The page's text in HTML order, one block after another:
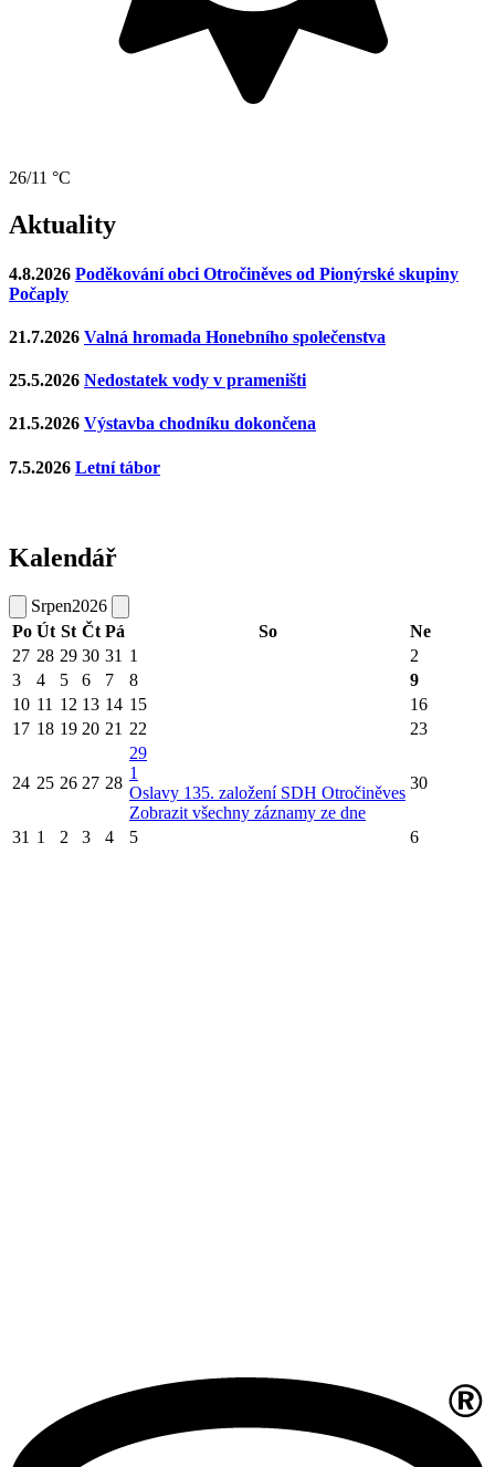
26/11 °C
Aktuality
4.8.2026 Poděkování obci Otročiněves od Pionýrské skupiny
Počaply
21.7.2026 Valná hromada Honebního společenstva
25.5.2026 Nedostatek vody v prameništi
21.5.2026 Výstavba chodníku dokončena
7.5.2026 Letní tábor
Kalendář
Srpen2026
Po Út St Čt Pá So
Ne
27 28 29 30 31 1
2
3
4 5 6 7 8
9
10 11 12 13 14 15
16
17 18 19 20 21 22 23
24 25 26 27 28
29
1
Oslavy 135. založení SDH Otročiněves
Zobrazit všechny záznamy ze dne
30
31 1 2 3 4 5 6